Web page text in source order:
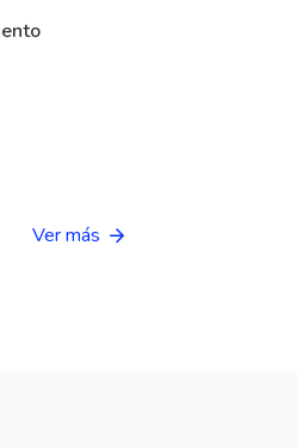
Ver más